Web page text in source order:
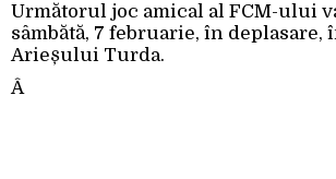
Următorul joc amical al FCM-ului
sâmbătă, 7 februarie, în deplasare,
Arieșului Turda.
Â